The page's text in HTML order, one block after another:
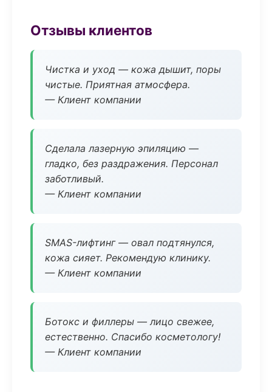
Отзывы клиентов
Чистка и уход — кожа дышит, поры
чистые. Приятная атмосфера.
— Клиент компании
Сделала лазерную эпиляцию —
гладко, без раздражения. Персонал
заботливый.
— Клиент компании
SMAS-лифтинг — овал подтянулся,
кожа сияет. Рекомендую клинику.
— Клиент компании
Ботокс и филлеры — лицо свежее,
естественно. Спасибо косметологу!
— Клиент компании